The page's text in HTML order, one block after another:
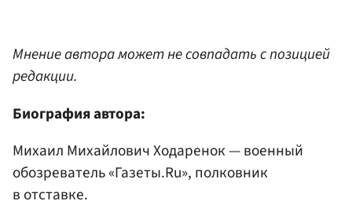
Мнение автора может не совпадать с позицией
редакции.
Биография автора:
Михаил Михайлович Ходаренок — военный
обозреватель «Газеты.Ru», полковник
в отставке.